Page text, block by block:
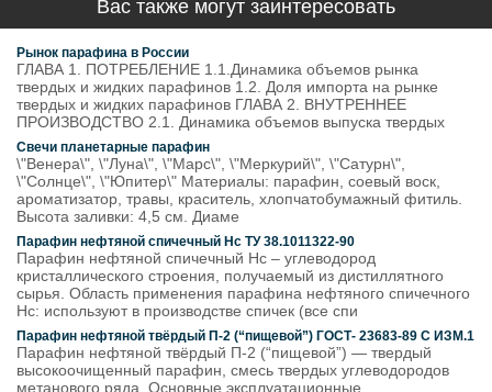
Вас также могут заинтересовать
Рынок парафина в России
ГЛАВА 1. ПОТРЕБЛЕНИЕ 1.1.Динамика объемов рынка
твердых и жидких парафинов 1.2. Доля импорта на рынке
твердых и жидких парафинов ГЛАВА 2. ВНУТРЕННЕЕ
ПРОИЗВОДСТВО 2.1. Динамика объемов выпуска твердых
Свечи планетарные парафин
\"Венера\", \"Луна\", \"Марс\", \"Меркурий\", \"Сатурн\",
\"Солнце\", \"Юпитер\" Материалы: парафин, соевый воск,
ароматизатор, травы, краситель, хлопчатобумажный фитиль.
Высота заливки: 4,5 см. Диаме
Парафин нефтяной спичечный Нс ТУ 38.1011322-90
Парафин нефтяной спичечный Нс – углеводород
кристаллического строения, получаемый из дистиллятного
сырья. Область применения парафина нефтяного спичечного
Нс: используют в производстве спичек (все спи
Парафин нефтяной твёрдый П-2 (“пищевой”) ГОСТ- 23683-89 С ИЗМ.1
Парафин нефтяной твёрдый П-2 (“пищевой”) — твердый
высокоочищенный парафин, смесь твердых углеводородов
метанового ряда. Основные эксплуатационные